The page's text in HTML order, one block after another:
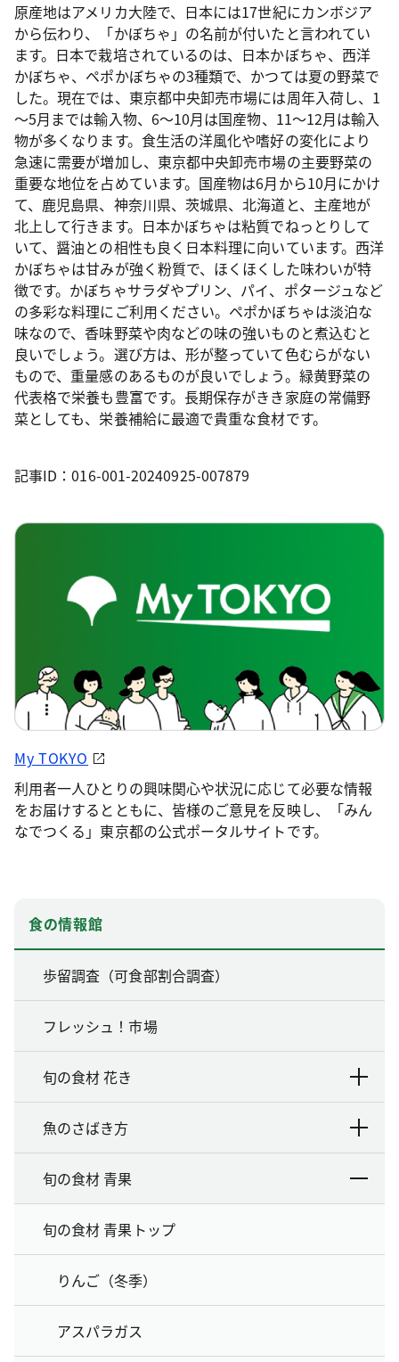
原産地はアメリカ大陸で、日本には17世紀にカンボジア
から伝わり、「かぼちゃ」の名前が付いたと言われてい
ます。日本で栽培されているのは、日本かぼちゃ、西洋
かぼちゃ、ペポかぼちゃの3種類で、かつては夏の野菜で
した。現在では、東京都中央卸売市場には周年入荷し、1
～5月までは輸入物、6～10月は国産物、11～12月は輸入
物が多くなります。食生活の洋風化や嗜好の変化により
急速に需要が増加し、東京都中央卸売市場の主要野菜の
重要な地位を占めています。国産物は6月から10月にかけ
て、鹿児島県、神奈川県、茨城県、北海道と、主産地が
北上して行きます。日本かぼちゃは粘質でねっとりして
いて、醤油との相性も良く日本料理に向いています。西洋
かぼちゃは甘みが強く粉質で、ほくほくした味わいが特
徴です。かぼちゃサラダやプリン、パイ、ポタージュなど
の多彩な料理にご利用ください。ペポかぼちゃは淡泊な
味なので、香味野菜や肉などの味の強いものと煮込むと
良いでしょう。選び方は、形が整っていて色むらがない
もので、重量感のあるものが良いでしょう。緑黄野菜の
代表格で栄養も豊富です。長期保存がきき家庭の常備野
菜としても、栄養補給に最適で貴重な食材です。
記事ID：016-001-20240925-007879
My TOKYO
利用者一人ひとりの興味関心や状況に応じて必要な情報
をお届けするとともに、皆様のご意見を反映し、「みん
なでつくる」東京都の公式ポータルサイトです。
食の情報館
歩留調査（可食部割合調査）
フレッシュ！市場
旬の食材 花き
魚のさばき方
旬の食材 青果
旬の食材 青果トップ
りんご（冬季）
アスパラガス